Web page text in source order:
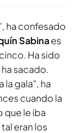
ha confesado
Sabinaes
Ha sido
sacado.
gala", ha
cuando la
le iba
eran los